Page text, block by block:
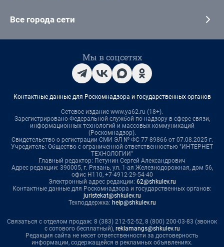
Все города сети
Мы в соцсетях
Контактные данные для Роскомнадзора и государственных органов
Сетевое издание www.ya62.ru (18+).
Зарегистрировано Федеральной службой по надзору в сфере связи,
информационных технологий и массовых коммуникаций
(Роскомнадзор).
Свидетельство о регистрации СМИ ЭЛ № ФС 77-89866 от 07.08.2025 г.
Учредитель: Общество с ограниченной ответственностью "ИНТЕРНЕТ
ТЕХНОЛОГИИ"
Главный редактор: Петунин Сергей Александрович
Адрес редакции: 390005, г. Рязань, ул. 1-ая Железнодорожная, дом 56,
офис Н110, +7-4912-29-54-40
Электронный адрес редакции: 62@shkulev.ru
Контактные данные для Роскомнадзора и государственных органов:
juristekat@shkulev.ru
Техподдержка: help@shkulev.ru
Связаться с отделом продаж: 8 (383) 212-52-52, 8 (800) 200-03-83 (звонок
с сотового бесплатный), reklamangs@shkulev.ru
Редакция сайта не несет ответственности за достоверность
информации, содержащейся в рекламных объявлениях.